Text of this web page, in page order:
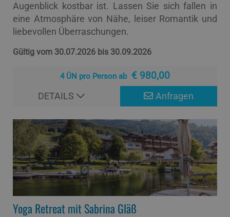
Augenblick kostbar ist. Lassen Sie sich fallen in
eine Atmosphäre von Nähe, leiser Romantik und
liebevollen Überraschungen.
Gültig vom 30.07.2026 bis 30.09.2026
4 ÜN pro Person ab € 980,00
Anfragen
DETAILS
Yoga Retreat mit Sabrina Gläß